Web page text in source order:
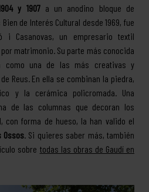
y 1907a un anodino bloque de
de Interés Cultural desde 1969, fue
i Casanovas, un empresario textil
matrimonio. Su parte más conocida
como una de las más creativas y
Reus. En ella se combinan la piedra,
y la cerámica policromada. Una
de las columnas que decoran los
con forma de hueso, la han valido el
Ossos. Si quieres saber más, también
sobre todas las obras de Gaudí en